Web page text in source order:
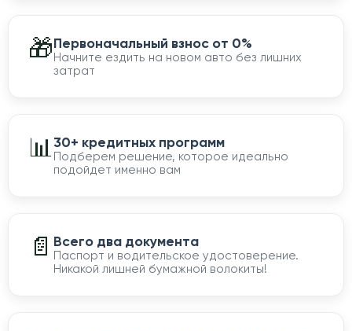
🎁Первоначальный взнос от 0%
Начните ездить на новом авто без лишних
затрат
📊30+ кредитных программ
Подберем решение, которое идеально
подойдет именно вам
📄 Всего два документа
Паспорт и водительское удостоверение.
Никакой лишней бумажной волокиты!